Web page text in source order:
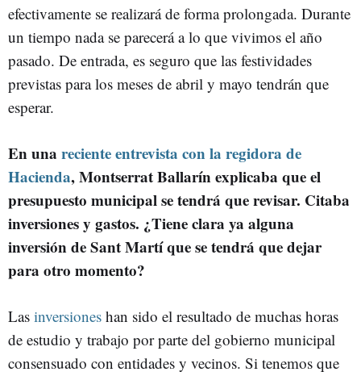
efectivamente se realizará de forma prolongada. Durante
un tiempo nada se parecerá a lo que vivimos el año
pasado. De entrada, es seguro que las festividades
previstas para los meses de abril y mayo tendrán que
esperar.
En una reciente entrevista con la regidora de
Hacienda, Montserrat Ballarín explicaba que el
presupuesto municipal se tendrá que revisar. Citaba
inversiones y gastos. ¿Tiene clara ya alguna
inversión de Sant Martí que se tendrá que dejar
para otro momento?
Las inversiones han sido el resultado de muchas horas
de estudio y trabajo por parte del gobierno municipal
consensuado con entidades y vecinos. Si tenemos que